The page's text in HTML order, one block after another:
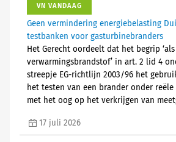
VN VANDAAG
Geen vermindering energiebelasting
testbanken voor gasturbinebranders
Het Gerecht oordeelt dat het begrip ‘als
verwarmingsbrandstof’ in art. 2 lid 4
streepje EG-richtlijn 2003/96 het
het testen van een brander onder
met het oog op het verkrijgen van
17 juli 2026